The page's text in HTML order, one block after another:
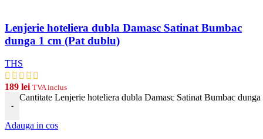
Lenjerie hoteliera dubla Damasc Satinat Bumbac
dunga 1 cm (Pat dublu)
THS
189 lei TVA inclus
-
Cantitate Lenjerie hoteliera dubla Damasc Satinat Bumbac
Adauga in cos